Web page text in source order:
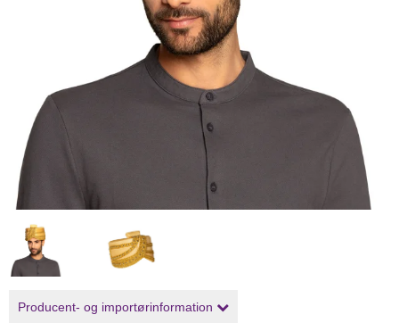
Producent- og importørinformation